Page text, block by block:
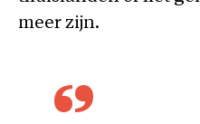
meer zijn.